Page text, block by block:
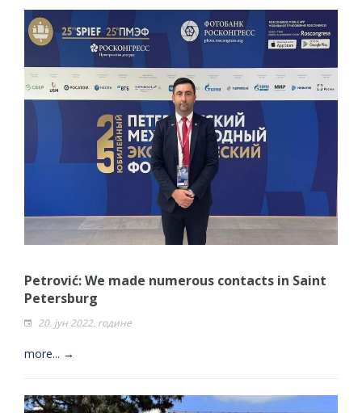
Petrović: We made numerous contacts in Saint
Petersburg
20. јун 2022. године
more... →